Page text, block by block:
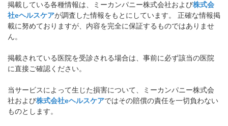
掲載している各種情報は、ミーカンパニー株式会社および株式会
社eヘルスケアが調査した情報をもとにしています。 正確な情報掲
載に努めておりますが、内容を完全に保証するものではありませ
ん。
掲載されている医院を受診される場合は、事前に必ず該当の医院
に直接ご確認ください。
当サービスによって生じた損害について、ミーカンパニー株式会
社および株式会社eヘルスケアではその賠償の責任を一切負わない
ものとします。